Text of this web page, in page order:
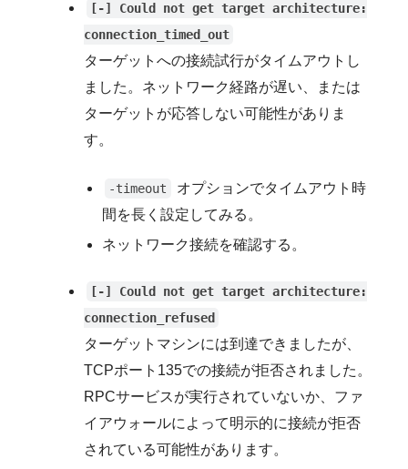
[-] Could not get target architecture:
connection_timed_out
ターゲットへの接続試行がタイムアウトし
ました。ネットワーク経路が遅い、または
ターゲットが応答しない可能性がありま
す。
-timeout
オプションでタイムアウト時
間を長く設定してみる。
ネットワーク接続を確認する。
[-] Could not get target architecture:
connection_refused
ターゲットマシンには到達できましたが、
TCPポート135での接続が拒否されました。
RPCサービスが実行されていないか、ファ
イアウォールによって明示的に接続が拒否
されている可能性があります。